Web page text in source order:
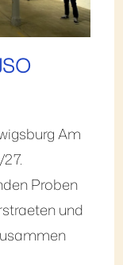
Am
Proben
und